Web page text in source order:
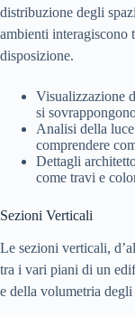
distribuzione degli
ambienti interagiscono
disposizione.
Visualizzazione
si
Analisi della
comprendere
Dettagli
come travi e
Sezioni Verticali
Le sezioni verticali,
tra i vari piani di un
e della volumetria degli